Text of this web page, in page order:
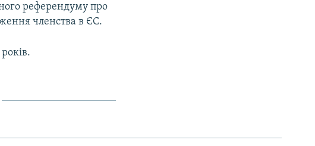
референдуму про
членства в ЄС.